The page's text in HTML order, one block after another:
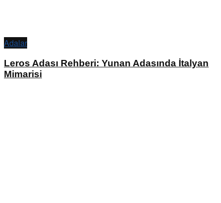
Adalar
Leros Adası Rehberi: Yunan Adasında İtalyan
Mimarisi